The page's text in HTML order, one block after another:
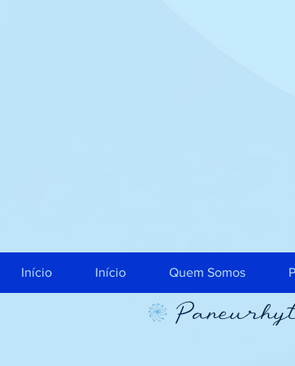
Início Início Quem Somos